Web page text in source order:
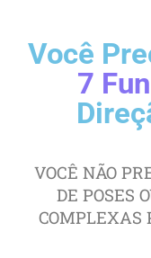
Você
7
VOCÊ NÃO
DE POSES
COMPLEXAS